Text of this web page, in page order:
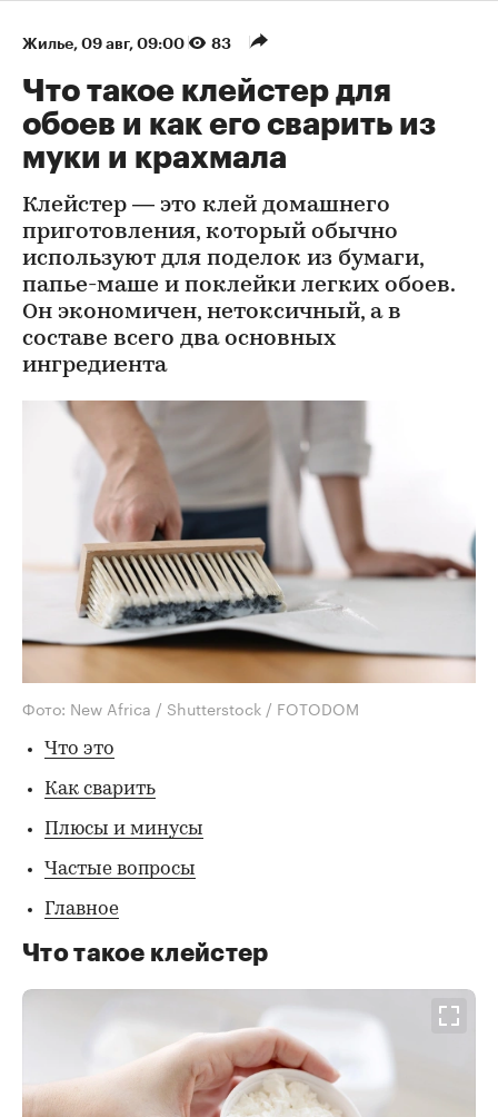
Жилье 09 авг, 09:00 83
Что такое клейстер для
обоев и как его сварить из
муки и крахмала
Клейстер — это клей домашнего
приготовления, который обычно
используют для поделок из бумаги,
папье-маше и поклейки легких обоев.
Он экономичен, нетоксичный, а в
составе всего два основных
ингредиента
Фото: New Africa / Shutterstock / FOTODOM
Что это
Как сварить
Плюсы и минусы
Частые вопросы
Главное
Что такое клейстер